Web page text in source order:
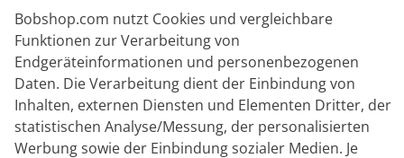
Kontakt
Lieferpartner
Bobshop.com nutzt Cookies und vergleichbare
Funktionen zur Verarbeitung von
Endgeräteinformationen und personenbezogenen
Daten. Die Verarbeitung dient der Einbindung von
Inhalten, externen Diensten und Elementen Dritter, der
statistischen Analyse/Messung, der personalisierten
Werbung sowie der Einbindung sozialer Medien. Je